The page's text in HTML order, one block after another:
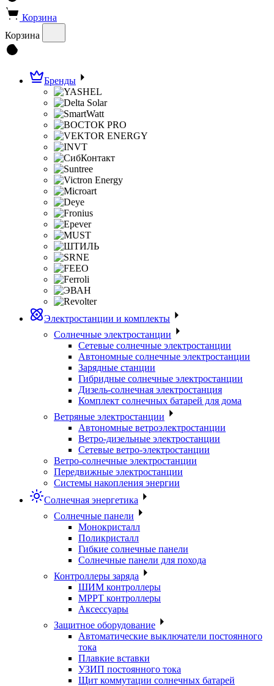
Корзина
Корзина
Бренды
Электростанции и комплекты
Солнечные электростанции
Сетевые солнечные электростанции
Автономные солнечные электростанции
Зарядные станции
Гибридные солнечные электростанции
Дизель-солнечная электростанция
Комплект солнечных батарей для дома
Ветряные электростанции
Автономные ветроэлектростанции
Ветро-дизельные электростанции
Сетевые ветро-электростанции
Ветро-солнечные электростанции
Передвижные электростанции
Системы накопления энергии
Солнечная энергетика
Солнечные панели
Монокристалл
Поликристалл
Гибкие солнечные панели
Солнечные панели для похода
Контроллеры заряда
ШИМ контроллеры
МРРТ контроллеры
Аксессуары
Защитное оборудование
Автоматические выключатели постоянного
тока
Плавкие вставки
УЗИП постоянного тока
Щит коммутации солнечных батарей